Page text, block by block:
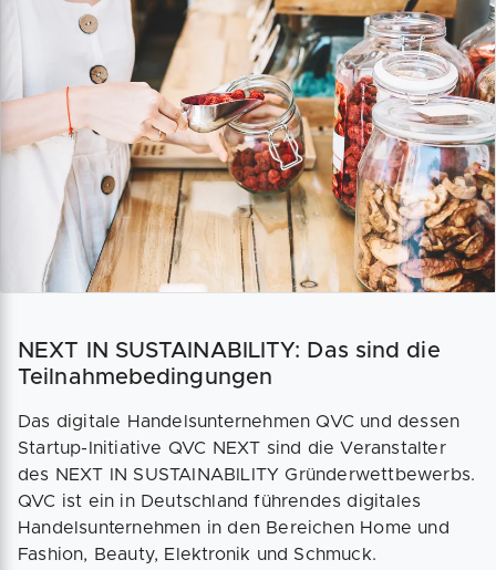
NEXT IN SUSTAINABILITY: Das sind die
Teilnahmebedingungen
Das digitale Handelsunternehmen QVC und dessen
Startup-Initiative QVC NEXT sind die Veranstalter
des NEXT IN SUSTAINABILITY Gründerwettbewerbs.
QVC ist ein in Deutschland führendes digitales
Handelsunternehmen in den Bereichen Home und
Fashion, Beauty, Elektronik und Schmuck.